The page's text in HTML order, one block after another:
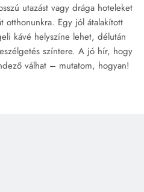
utazást vagy drága hoteleket
Egy jól átalakított
kávé helyszíne lehet, délután
színtere. A jó hír, hogy
válhat – mutatom, hogyan!